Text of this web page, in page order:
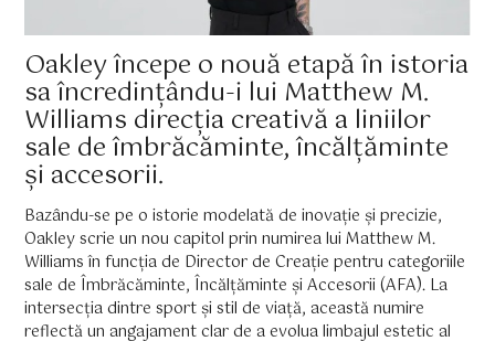
Oakley începe o nouă etapă în istoria
sa încredințându-i lui Matthew M.
Williams direcția creativă a liniilor
sale de îmbrăcăminte, încălțăminte
și accesorii.
Bazându-se pe o istorie modelată de inovație și precizie,
Oakley scrie un nou capitol prin numirea lui Matthew M.
Williams în funcția de Director de Creație pentru categoriile
sale de Îmbrăcăminte, Încălțăminte și Accesorii (AFA). La
intersecția dintre sport și stil de viață, această numire
reflectă un angajament clar de a evolua limbajul estetic al